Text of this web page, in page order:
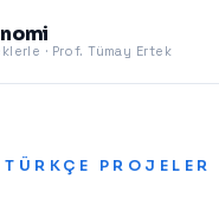
· Prof. Tümay Ertek
PROJELER